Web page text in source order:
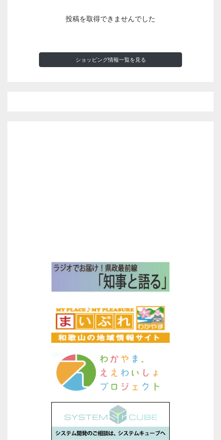
投稿を取得できませんでした
ショッピング情報一覧を見る